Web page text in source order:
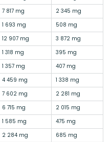
7 817 mg
2 345 mg
1 693 mg
508 mg
12 907 mg
3 872 mg
1 318 mg
395 mg
1 357 mg
407 mg
4 459 mg
1 338 mg
7 602 mg
2 281 mg
6 715 mg
2 015 mg
1 585 mg
475 mg
2 284 mg
685 mg